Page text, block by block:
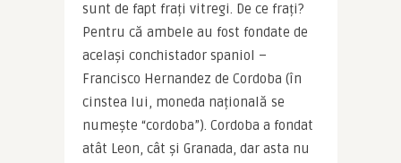
sunt de fapt frați vitregi. De ce frați?
Pentru că ambele au fost fondate de
același conchistador spaniol –
Francisco Hernandez de Cordoba (în
cinstea lui, moneda națională se
numește “cordoba”). Cordoba a fondat
atât Leon, cât și Granada, dar asta nu